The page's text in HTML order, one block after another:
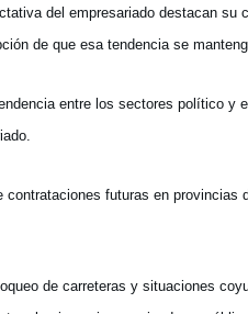
del empresariado destacan su
de que esa tendencia se
entre los sectores político y
futuras en provincias
de carreteras y situaciones